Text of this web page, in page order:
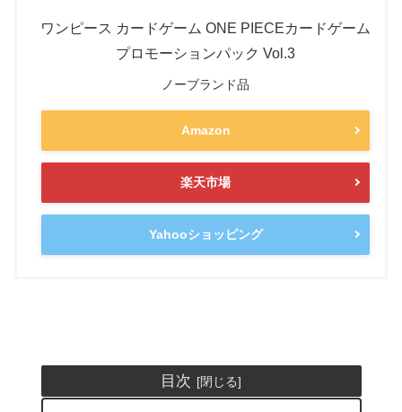
ワンピース カードゲーム ONE PIECEカードゲーム
プロモーションパック Vol.3
ノーブランド品
Amazon
楽天市場
Yahooショッピング
目次